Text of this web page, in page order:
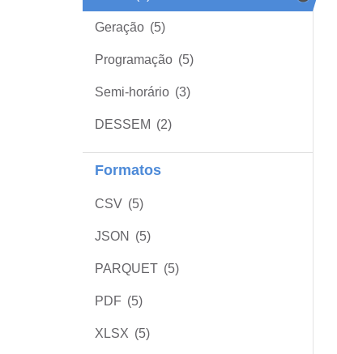
Geração (5)
Programação (5)
Semi-horário (3)
DESSEM (2)
Formatos
CSV (5)
JSON (5)
PARQUET (5)
PDF (5)
XLSX (5)